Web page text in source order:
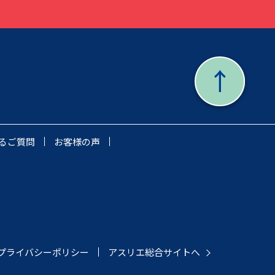
ご質問 お客様の声
ライバシーポリシー アスリエ総合サイトへ